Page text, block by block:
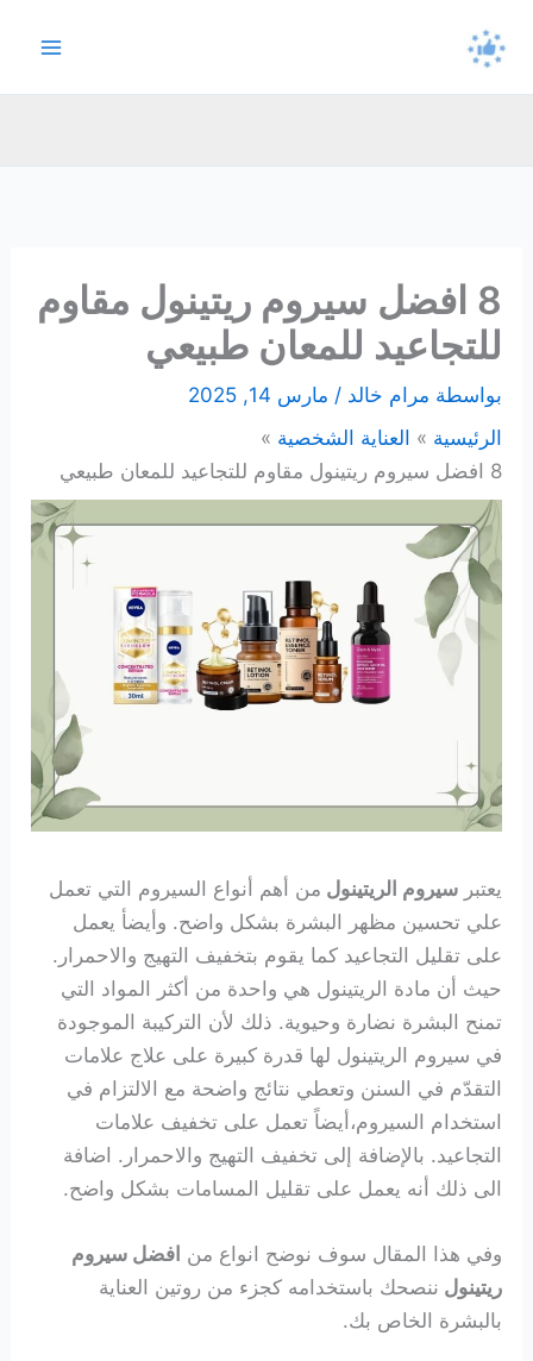
8 افضل سيروم ريتينول مقاوم
للتجاعيد للمعان طبيعي
بواسطة مرام خالد/ مارس 14, 2025
الرئيسية
العناية الشخصية
8 افضل سيروم ريتينول مقاوم للتجاعيد للمعان طبيعي
يعتبرسيروم الريتينول من أهم أنواع السيروم التي تعمل
علي تحسين مظهر البشرة بشكل واضح. وأيضأ يعمل
على تقليل التجاعيد كما يقوم بتخفيف التهيج والاحمرار.
حيث أن مادة الريتينول هي واحدة من أكثر المواد التي
تمنح البشرة نضارة وحيوية. ذلك لأن التركيبة الموجودة
في سيروم الريتينول لها قدرة كبيرة على علاج علامات
التقدّم في السنن وتعطي نتائج واضحة مع الالتزام في
استخدام السيروم،أيضاً تعمل على تخفيف علامات
التجاعيد. بالإضافة إلى تخفيف التهيج والاحمرار. اضافة
الى ذلك أنه يعمل على تقليل المسامات بشكل واضح.
وفي هذا المقال سوف نوضح انواع من افضل سيروم
ريتينول ننصحك باستخدامه كجزء من روتين العناية
بالبشرة الخاص بك.